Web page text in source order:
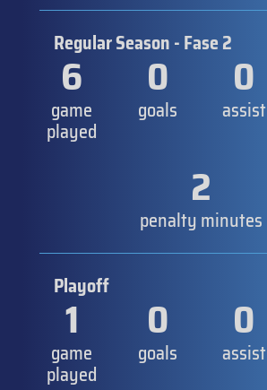
Regular Season - Fase 2
6
game
played
0
goals
0
assist
2
penalty minutes
Playoff
1
game
played
0
goals
0
assist